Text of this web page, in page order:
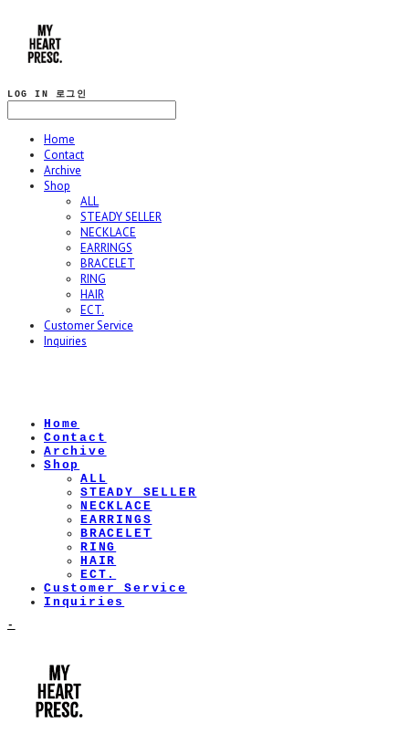
LOG IN 로그인
Home
Contact
Archive
Shop
ALL
STEADY SELLER
NECKLACE
EARRINGS
BRACELET
RING
HAIR
ECT.
Customer Service
Inquiries
Home
Contact
Archive
Shop
ALL
STEADY SELLER
NECKLACE
EARRINGS
BRACELET
RING
HAIR
ECT.
Customer Service
Inquiries
-